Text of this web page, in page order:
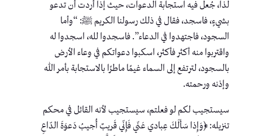
لذا، جُعل فيه استجابة الدعوات، حيث إذا أردت أن تدعو
بشيءٍ، فاسجد، فقال في ذلك رسولنا الكريم ﷺ: “وأما
السجود، فاجتهدوا في الدعاء”. فاسجدوا لله، اسجدوا له
واقتربوا منه أكثر فأكثر، اسكبوا دعواتكم في وعاء الأرض
بالسجود، لترتفع إلى السماء غيمًا ماطرًا بالاستجابة بأمر الله
وإذنه ورحمته.
سيستجيب لكم لو فعلتم، سيستجيب لأنه القائل في محكم
تنزيله: ﴿وَإِذا سَأَلَكَ عِبادي عَنّي فَإِنّي قَريبٌ أُجيبُ دَعوَةَ الدّاعِ